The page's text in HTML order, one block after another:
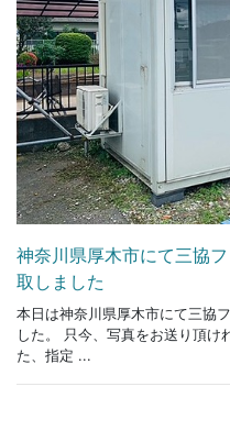
神奈川県厚木市にて三協
取しました
本日は神奈川県厚木市にて三協
した。 只今、写真をお送り頂け
た、指定 ...